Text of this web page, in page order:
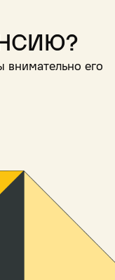
внимательно его